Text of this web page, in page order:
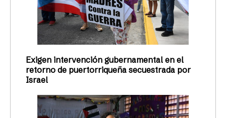
Exigen intervención gubernamental en el
retorno de puertorriqueña secuestrada por
Israel